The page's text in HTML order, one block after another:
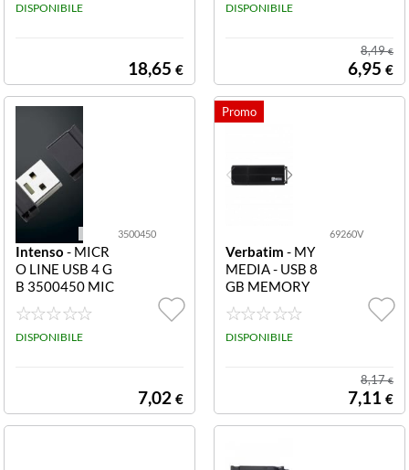
8GB USB2.0 PE
DISPONIBILE
18,65 €
USB 2.0 8GB
DISPONIBILE
8,49€
6,95 €
3500450
Intenso - MICR
O LINE USB 4 G
B 3500450 MIC
RO LINE USB 4
GB
DISPONIBILE
7,02 €
69260V
Verbatim - MY
MEDIA - USB 8
GB MEMORY
MYUSB 69260
MEMORY USB -
8GB - MYUSB
DISPONIBILE
8,17€
7,11 €